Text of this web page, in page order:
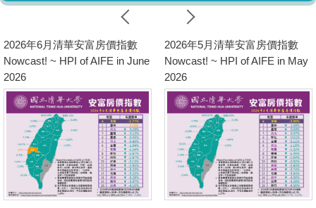
2026年6月清華安富房價指數
Nowcast! ~ HPI of AIFE in June
2026
2026年5月清華安富房價指數
Nowcast! ~ HPI of AIFE in May
2026